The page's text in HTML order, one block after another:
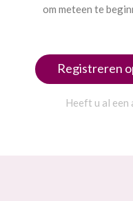
om meteen te
Registreren
Heeft u al een